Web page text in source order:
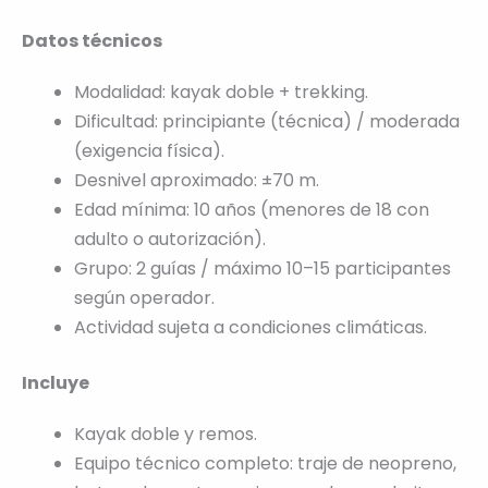
Datos técnicos
Modalidad: kayak doble + trekking.
Dificultad: principiante (técnica) / moderada
(exigencia física).
Desnivel aproximado: ±70 m.
Edad mínima: 10 años (menores de 18 con
adulto o autorización).
Grupo: 2 guías / máximo 10–15 participantes
según operador.
Actividad sujeta a condiciones climáticas.
Incluye
Kayak doble y remos.
Equipo técnico completo: traje de neopreno,